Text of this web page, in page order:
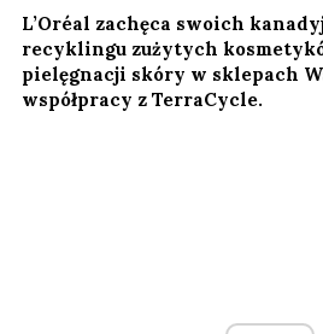
L’Oréal zachęca swoich
recyklingu zużytych
pielęgnacji skóry w sklepach
współpracy z TerraCycle.